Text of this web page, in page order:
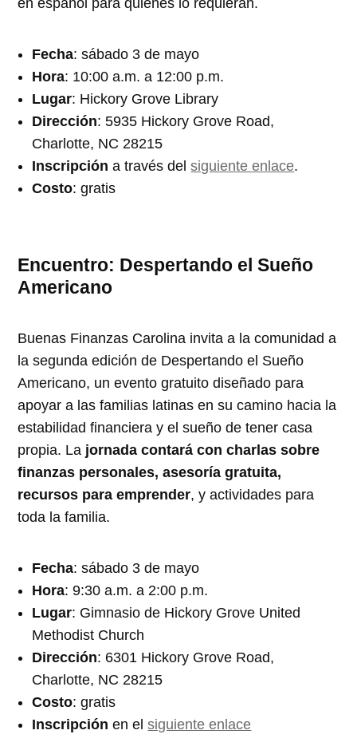
en español para quienes lo requieran.
Fecha: sábado 3 de mayo
Hora: 10:00 a.m. a 12:00 p.m.
Lugar: Hickory Grove Library
Dirección: 5935 Hickory Grove Road,
Charlotte, NC 28215
Inscripción a través delsiguiente enlace.
Costo: gratis
Encuentro: Despertando el Sueño
Americano
Buenas Finanzas Carolina invita a la comunidad a
la segunda edición de Despertando el Sueño
Americano, un evento gratuito diseñado para
apoyar a las familias latinas en su camino hacia la
estabilidad financiera y el sueño de tener casa
propia. La jornada contará con charlas sobre
finanzas personales, asesoría gratuita,
recursos para emprender, y actividades para
toda la familia.
Fecha: sábado 3 de mayo
Hora: 9:30 a.m. a 2:00 p.m.
Lugar: Gimnasio de Hickory Grove United
Methodist Church
Dirección: 6301 Hickory Grove Road,
Charlotte, NC 28215
Costo: gratis
Inscripción en elsiguiente enlace